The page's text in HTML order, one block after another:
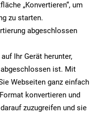
„Konvertieren“, um
zu starten.
abgeschlossen
Ihr Gerät herunter,
ist. Mit
Webseiten ganz einfach
konvertieren und
zuzugreifen und sie